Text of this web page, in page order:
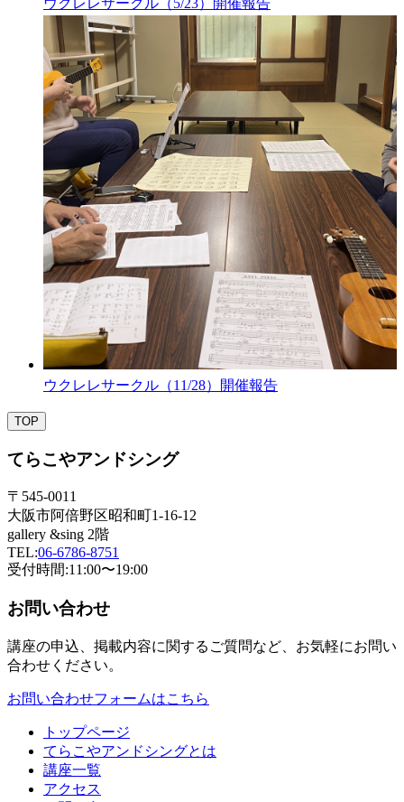
ウクレレサークル（5/23）開催報告
ウクレレサークル（11/28）開催報告
TOP
てらこやアンドシング
〒545-0011
大阪市阿倍野区昭和町1-16-12
gallery &sing 2階
TEL:06-6786-8751
受付時間:11:00〜19:00
お問い合わせ
講座の申込、掲載内容に関するご質問など、お気軽にお問い
合わせください。
お問い合わせフォームはこちら
トップページ
てらこやアンドシングとは
講座一覧
アクセス